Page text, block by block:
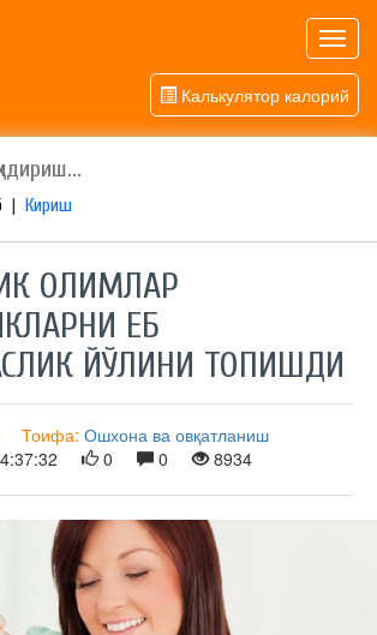
Калькулятор калорий
| Кириш
ОЛИМЛАР
ЕБ
ЙЎЛИНИ ТОПИШДИ
Тоифа: Ошхона ва овқатланиш
0 0 8934